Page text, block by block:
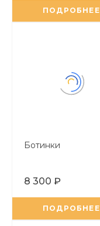
ПОДРОБНЕЕ
Ботинки
8 300 ₽
ПОДРОБНЕЕ